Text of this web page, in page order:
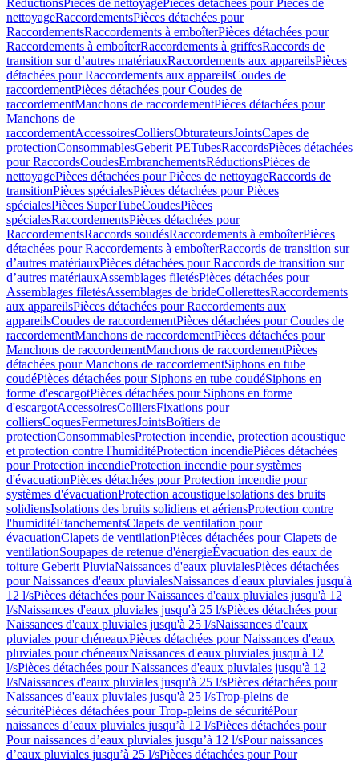
RéductionsPièces de nettoyagePièces détachées pour Pièces de
nettoyageRaccordementsPièces détachées pour
RaccordementsRaccordements à emboîterPièces détachées pour
Raccordements à emboîterRaccordements à griffesRaccords de
transition sur d’autres matériauxRaccordements aux appareilsPièces
détachées pour Raccordements aux appareilsCoudes de
raccordementPièces détachées pour Coudes de
raccordementManchons de raccordementPièces détachées pour
Manchons de
raccordementAccessoiresColliersObturateursJointsCapes de
protectionConsommablesGeberit PETubesRaccordsPièces détachées
pour RaccordsCoudesEmbranchementsRéductionsPièces de
nettoyagePièces détachées pour Pièces de nettoyageRaccords de
transitionPièces spécialesPièces détachées pour Pièces
spécialesPièces SuperTubeCoudesPièces
spécialesRaccordementsPièces détachées pour
RaccordementsRaccords soudésRaccordements à emboîterPièces
détachées pour Raccordements à emboîterRaccords de transition sur
d’autres matériauxPièces détachées pour Raccords de transition sur
d’autres matériauxAssemblages filetésPièces détachées pour
Assemblages filetésAssemblages de brideCollerettesRaccordements
aux appareilsPièces détachées pour Raccordements aux
appareilsCoudes de raccordementPièces détachées pour Coudes de
raccordementManchons de raccordementPièces détachées pour
Manchons de raccordementManchons de raccordementPièces
détachées pour Manchons de raccordementSiphons en tube
coudéPièces détachées pour Siphons en tube coudéSiphons en
forme d'escargotPièces détachées pour Siphons en forme
d'escargotAccessoiresColliersFixations pour
colliersCoquesFermeturesJointsBoîtiers de
protectionConsommablesProtection incendie, protection acoustique
et protection contre l'humiditéProtection incendiePièces détachées
pour Protection incendieProtection incendie pour systèmes
d'évacuationPièces détachées pour Protection incendie pour
systèmes d'évacuationProtection acoustiqueIsolations des bruits
solidiensIsolations des bruits solidiens et aériensProtection contre
l'humiditéEtanchementsClapets de ventilation pour
évacuationClapets de ventilationPièces détachées pour Clapets de
ventilationSoupapes de retenue d'énergieÉvacuation des eaux de
toiture Geberit PluviaNaissances d'eaux pluvialesPièces détachées
pour Naissances d'eaux pluvialesNaissances d'eaux pluviales jusqu'à
12 l/sPièces détachées pour Naissances d'eaux pluviales jusqu'à 12
l/sNaissances d'eaux pluviales jusqu'à 25 l/sPièces détachées pour
Naissances d'eaux pluviales jusqu'à 25 l/sNaissances d'eaux
pluviales pour chéneauxPièces détachées pour Naissances d'eaux
pluviales pour chéneauxNaissances d'eaux pluviales jusqu'à 12
l/sPièces détachées pour Naissances d'eaux pluviales jusqu'à 12
l/sNaissances d'eaux pluviales jusqu'à 25 l/sPièces détachées pour
Naissances d'eaux pluviales jusqu'à 25 l/sTrop-pleins de
sécuritéPièces détachées pour Trop-pleins de sécuritéPour
naissances d’eaux pluviales jusqu’à 12 l/sPièces détachées pour
Pour naissances d’eaux pluviales jusqu’à 12 l/sPour naissances
d’eaux pluviales jusqu’à 25 l/sPièces détachées pour Pour